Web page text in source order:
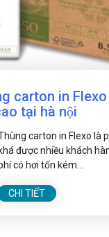
carton in
tại hà nội
carton in Flexo là
khá được nhiều khách
có hơi tốn kém...
CHI TIẾT